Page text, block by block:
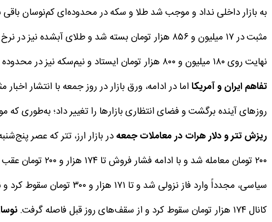
به بازار داخلی نداد و موجب شد طلا و سکه در محدوده‌ای کم‌نوسان باقی
نهایت روی ۱۸۰ میلیون و ۸۰۰ هزار تومان ایستاد و نیم‌سکه نیز در محدوده ۹۲ میلیون و ۷۰۰ هزار تومان با تغییرات محدود به کار خود پایان داد.
تفاهم ایران و آمریکااما در ادامه، ورق بازار در روز جمعه با انتشار
روزهای آینده برگشت و فضای انتظاری بازارها را تغییر داد؛
ریزش تتر و دلار هرات در معاملات جمعه
کانال ۱۷۴ هزار تومان سقوط کرد و از سقف‌های روز قبل فاصله گرفت.